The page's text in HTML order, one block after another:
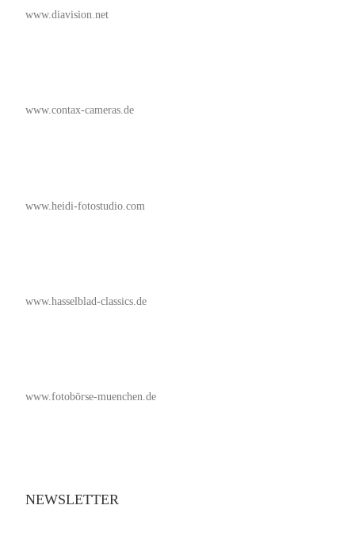
www.diavision.net
www.contax-cameras.de
www.heidi-fotostudio.com
www.hasselblad-classics.de
www.fotobörse-muenchen.de
NEWSLETTER